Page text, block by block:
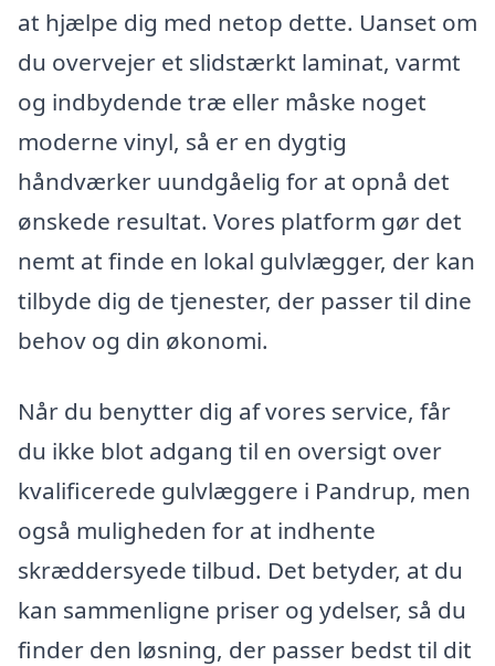
at hjælpe dig med netop dette. Uanset om
du overvejer et slidstærkt laminat, varmt
og indbydende træ eller måske noget
moderne vinyl, så er en dygtig
håndværker uundgåelig for at opnå det
ønskede resultat. Vores platform gør det
nemt at finde en lokal gulvlægger, der kan
tilbyde dig de tjenester, der passer til dine
behov og din økonomi.
Når du benytter dig af vores service, får
du ikke blot adgang til en oversigt over
kvalificerede gulvlæggere i Pandrup, men
også muligheden for at indhente
skræddersyede tilbud. Det betyder, at du
kan sammenligne priser og ydelser, så du
finder den løsning, der passer bedst til dit